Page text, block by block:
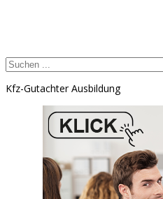
Kfz-Gutachter Ausbildung